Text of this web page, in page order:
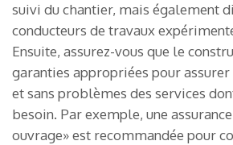
suivi du chantier, mais également
conducteurs de travaux
Ensuite, assurez-vous que le
garanties appropriées pour
et sans problèmes des services
besoin. Par exemple, une
ouvrage» est recommandée pour